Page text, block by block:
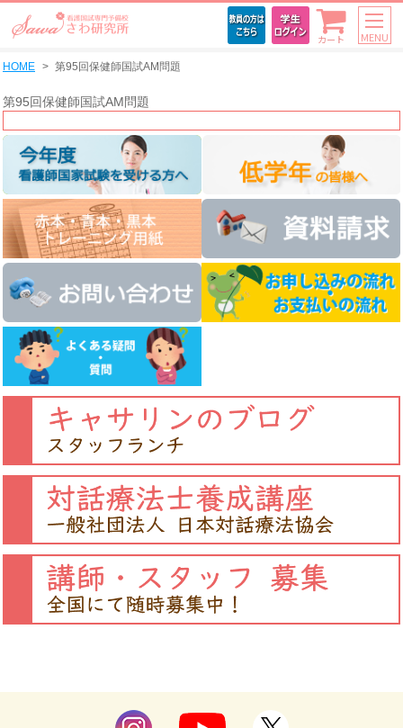
カート MENU
HOME 第95回保健師国試AM問題
第95回保健師国試AM問題